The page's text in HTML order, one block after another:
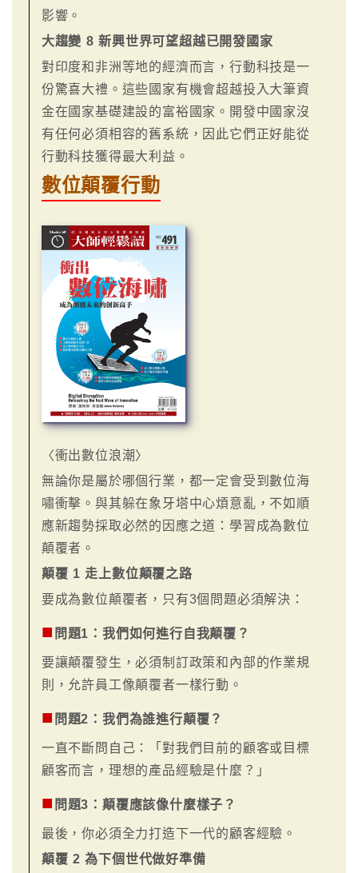
影響。
大趨變 8 新興世界可望超越已開發國家
對印度和非洲等地的經濟而言，行動科技是一
份驚喜大禮。這些國家有機會超越投入大筆資
金在國家基礎建設的富裕國家。開發中國家沒
有任何必須相容的舊系統，因此它們正好能從
行動科技獲得最大利益。
數位顛覆行動
〈衝出數位浪潮〉
無論你是屬於哪個行業，都一定會受到數位海
嘯衝擊。與其躲在象牙塔中心煩意亂，不如順
應新趨勢採取必然的因應之道：學習成為數位
顛覆者。
顛覆 1 走上數位顛覆之路
要成為數位顛覆者，只有3個問題必須解決：
■ 問題1：我們如何進行自我顛覆？
要讓顛覆發生，必須制訂政策和內部的作業規
則，允許員工像顛覆者一樣行動。
■ 問題2：我們為誰進行顛覆？
一直不斷問自己：「對我們目前的顧客或目標
顧客而言，理想的產品經驗是什麼？」
■ 問題3：顛覆應該像什麼樣子？
最後，你必須全力打造下一代的顧客經驗。
顛覆 2 為下個世代做好準備